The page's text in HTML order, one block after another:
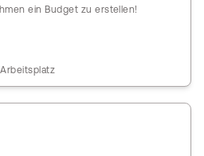
ein Budget zu erstellen!